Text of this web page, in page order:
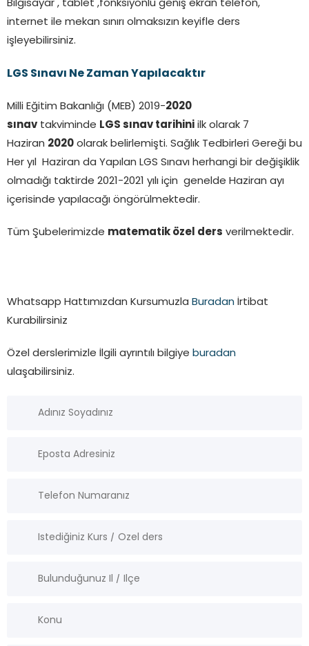
Bilgisayar , tablet ,fonksiyonlu geniş ekran telefon,
internet ile mekan sınırı olmaksızın keyifle ders
işleyebilirsiniz.
LGS Sınavı Ne Zaman Yapılacaktır
Milli Eğitim Bakanlığı (MEB) 2019-2020
sınav takviminde LGS sınav tarihini ilk olarak 7
Haziran 2020 olarak belirlemişti. Sağlık Tedbirleri Gereği bu
Her yıl Haziran da Yapılan LGS Sınavı herhangi bir değişiklik
olmadığı taktirde 2021-2021 yılı için genelde Haziran ayı
içerisinde yapılacağı öngörülmektedir.
Tüm Şubelerimizde matematik özel ders verilmektedir.
Whatsapp Hattımızdan Kursumuzla Buradan İrtibat
Kurabilirsiniz
Özel derslerimizle İlgili ayrıntılı bilgiye buradan
ulaşabilirsiniz.